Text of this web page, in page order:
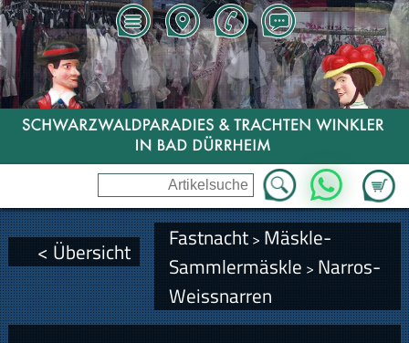
Zum
WhatsApp
< Übersicht Fastnacht> Mäskle-
Sammlermäskle > Narros-
Weissnarren